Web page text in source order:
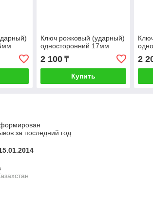
Ключ рожковый (ударный)
односторонний 17мм
2 100₸
Купить
2
за последний год